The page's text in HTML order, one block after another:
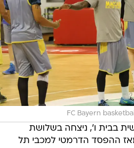
FC Bayern basketball
בבית ו', ניצחה בשלושת
ההפסד הדרמטי למכבי תל